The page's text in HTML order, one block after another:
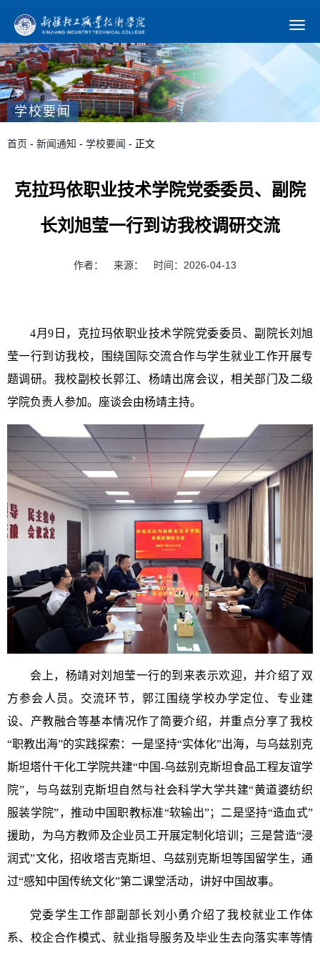
学校要闻
首页 - 新闻通知 - 学校要闻 - 正文
克拉玛依职业技术学院党委委员、副院
长刘旭莹一行到访我校调研交流
作者： 来源： 时间：2026-04-13
4月9日，克拉玛依职业技术学院党委委员、副院长刘旭
莹一行到访我校，围绕国际交流合作与学生就业工作开展专
题调研。我校副校长郭江、杨靖出席会议，相关部门及二级
学院负责人参加。座谈会由杨靖主持。
会上，杨靖对刘旭莹一行的到来表示欢迎，并介绍了双
方参会人员。交流环节，郭江围绕学校办学定位、专业建
设、产教融合等基本情况作了简要介绍，并重点分享了我校
“职教出海”的实践探索：一是坚持“实体化”出海，与乌兹别克
斯坦塔什干化工学院共建“中国-乌兹别克斯坦食品工程友谊学
院”，与乌兹别克斯坦自然与社会科学大学共建“黄道婆纺织
服装学院”，推动中国职教标准“软输出”；二是坚持“造血式”
援助，为乌方教师及企业员工开展定制化培训；三是营造“浸
润式”文化，招收塔吉克斯坦、乌兹别克斯坦等国留学生，通
过“感知中国传统文化”第二课堂活动，讲好中国故事。
党委学生工作部副部长刘小勇介绍了我校就业工作体
系、校企合作模式、就业指导服务及毕业生去向落实率等情